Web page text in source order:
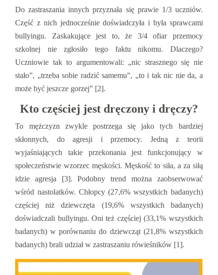
Do zastraszania innych przyznała się prawie 1/3 uczniów.
Część z nich jednocześnie doświadczyła i była sprawcami
bullyingu. Zaskakujące jest to, że 3/4 ofiar przemocy
szkolnej nie zgłosiło tego faktu nikomu. Dlaczego?
Uczniowie tak to argumentowali: „nic strasznego się nie
stało”, „trzeba sobie radzić samemu”, „to i tak nic nie da, a
może być jeszcze gorzej” [2].
Kto częściej jest dręczony i dręczy?
To mężczyzn zwykle postrzega się jako tych bardziej
skłonnych, do agresji i przemocy. Jedną z teorii
wyjaśniających takie przekonania jest funkcjonujący w
społeczeństwie wzorzec męskości. Męskość to siła, a za siłą
idzie agresja [3]. Podobny trend można zaobserwować
wśród nastolatków. Chłopcy (27,6% wszystkich badanych)
częściej niż dziewczęta (19,6% wszystkich badanych)
doświadczali bullyingu. Oni też częściej (33,1% wszystkich
badanych) w porównaniu do dziewcząt (21,8% wszystkich
badanych) brali udział w zastraszaniu rówieśników [1].